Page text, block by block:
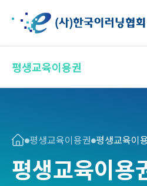
평생교육이용권
평생교육이용권 평생교육이
평생교육이용